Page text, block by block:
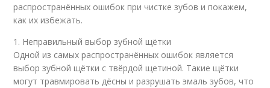
распространённых ошибок при чистке зубов и покажем,
как их избежать.
1. Неправильный выбор зубной щётки
Одной из самых распространённых ошибок является
выбор зубной щётки с твёрдой щетиной. Такие щётки
могут травмировать дёсны и разрушать эмаль зубов, что